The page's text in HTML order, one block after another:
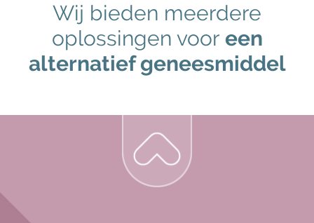
Wij bieden meerdere
oplossingen voor een
alternatief geneesmiddel